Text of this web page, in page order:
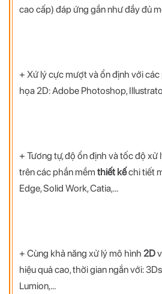
cao cấp) đáp ứng gần như đầy đủ
+ Xứ lý cực mượt và ổn định với
họa 2D: Adobe Photoshop,
+ Tương tự, độ ổn định và tốc độ
trên các phần mềm thiết kếchi tiết
Edge, Solid Work, Catia,...
+ Cùng khả năng xử lý mô hình 2D
hiệu quả cao, thời gian ngắn với:
Lumion,...